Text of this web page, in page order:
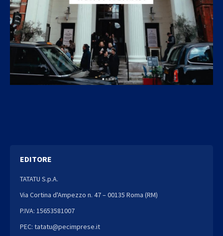
EDITORE
TATATU S.p.A.
Via Cortina d'Ampezzo n. 47 – 00135 Roma (RM)
P.IVA: 15653581007
PEC: tatatu@pecimprese.it